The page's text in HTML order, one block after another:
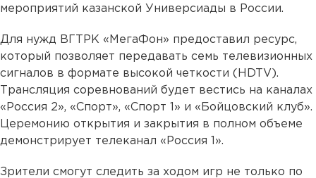
мероприятий казанской Универсиады в России.
Для нужд ВГТРК «МегаФон» предоставил ресурс,
который позволяет передавать семь телевизионных
сигналов в формате высокой четкости (HDTV).
Трансляция соревнований будет вестись на каналах
«Россия 2», «Спорт», «Спорт 1» и «Бойцовский клуб».
Церемонию открытия и закрытия в полном объеме
демонстрирует телеканал «Россия 1».
Зрители смогут следить за ходом игр не только по